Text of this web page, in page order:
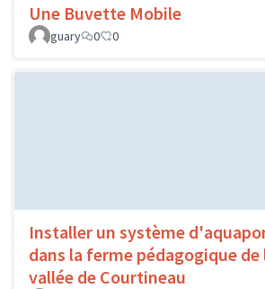
Une Buvette Mobile
guary
0 0
Installer un système
dans la ferme pédagogique de
vallée de Courtineau